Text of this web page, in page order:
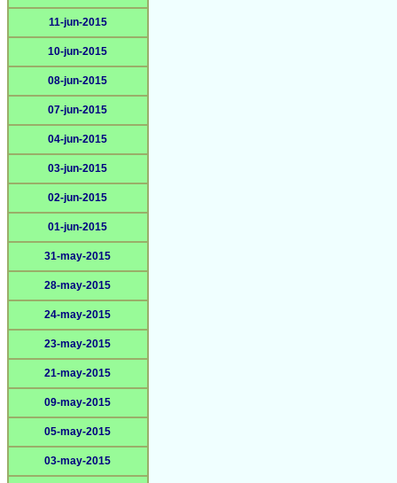
11-jun-2015
10-jun-2015
08-jun-2015
07-jun-2015
04-jun-2015
03-jun-2015
02-jun-2015
01-jun-2015
31-may-2015
28-may-2015
24-may-2015
23-may-2015
21-may-2015
09-may-2015
05-may-2015
03-may-2015